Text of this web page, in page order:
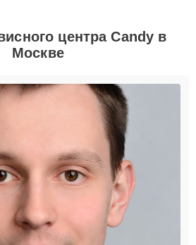
центра Candy в
Москве